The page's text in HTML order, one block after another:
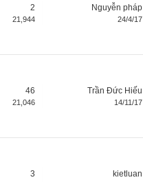
2
21,944
Nguyễn pháp
24/4/17
46
21,046
Trần Đức Hiếu
14/11/17
3 kietluan